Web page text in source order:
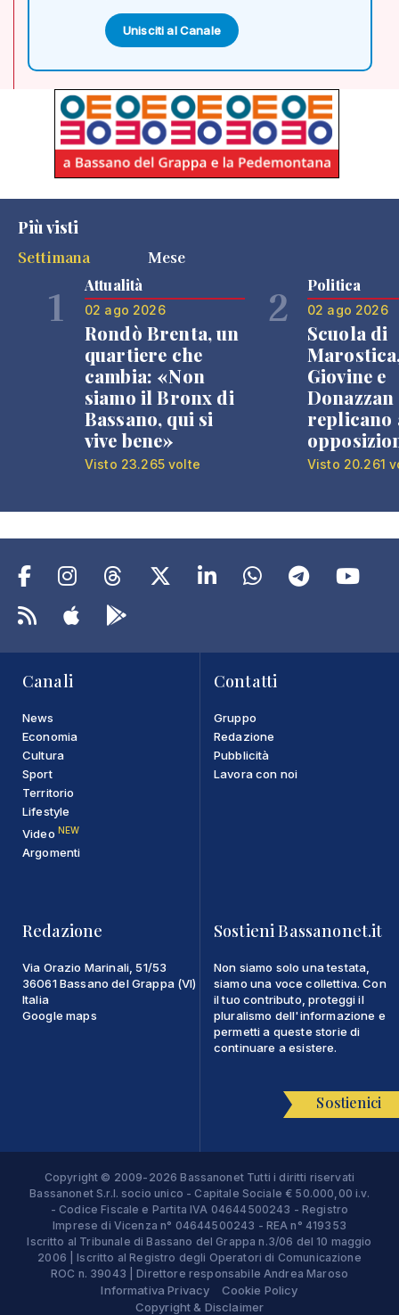
Unisciti al Canale
Più visti
Settimana
Mese
1 Attualità
02 ago 2026
Rondò Brenta, un
quartiere che
cambia: «Non
siamo il Bronx di
Bassano, qui si
vive bene»
Visto 23.265 volte
2 Politica
02 ago 2026
Scuola di
Giovine e
Donazzan
replicano
Visto 20.261
Canali
News
Economia
Cultura
Sport
Territorio
Lifestyle
Video NEW
Argomenti
Contatti
Gruppo
Redazione
Pubblicità
Lavora con noi
Redazione
Via Orazio Marinali, 51/53
36061 Bassano del Grappa (VI)
Italia
Google maps
Sostieni Bassanonet.it
Non siamo solo una testata,
siamo una voce collettiva. Con
il tuo contributo, proteggi il
pluralismo dell'informazione e
permetti a queste storie di
continuare a esistere.
Sostienici
Copyright © 2009-2026 Bassanonet Tutti i diritti riservati
Bassanonet S.r.l. socio unico - Capitale Sociale € 50.000,00 i.v.
- Codice Fiscale e Partita IVA 04644500243 - Registro
Imprese di Vicenza n° 04644500243 - REA n° 419353
Iscritto al Tribunale di Bassano del Grappa n.3/06 del 10 maggio
2006 | Iscritto al Registro degli Operatori di Comunicazione
ROC n. 39043 | Direttore responsabile Andrea Maroso
Informativa Privacy
Cookie Policy
Copyright & Disclaimer